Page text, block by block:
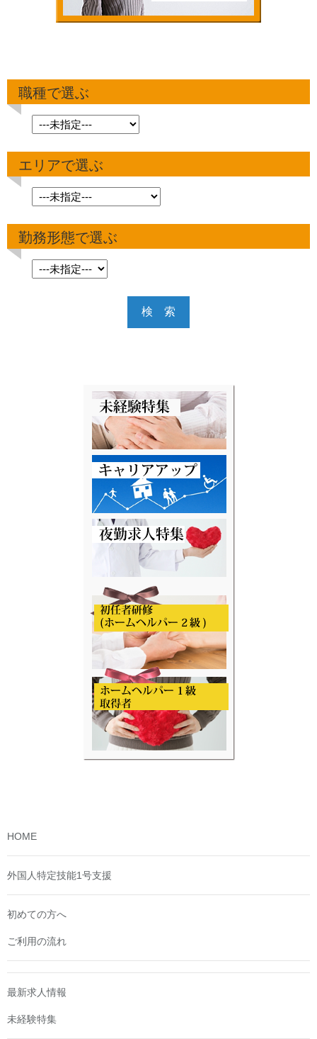
職種で選ぶ
エリアで選ぶ
勤務形態で選ぶ
HOME
外国人特定技能1号支援
初めての方へ
ご利用の流れ
最新求人情報
未経験特集